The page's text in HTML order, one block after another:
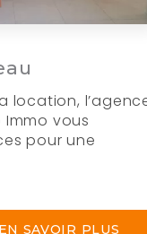
location,
Immo vous
pour une
EN SAVOIR PLUS